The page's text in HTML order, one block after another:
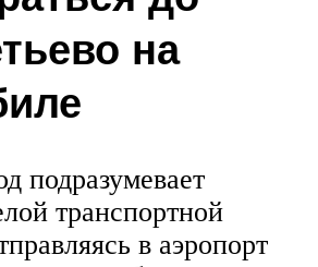
на
подразумевает
транспортной
в аэропорт